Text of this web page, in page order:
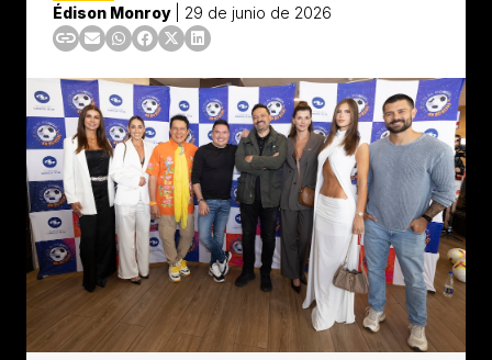
Édison Monroy 29 de junio de 2026